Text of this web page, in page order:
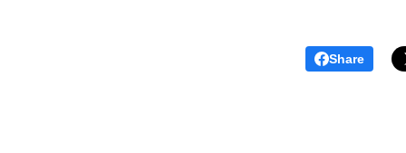
Share